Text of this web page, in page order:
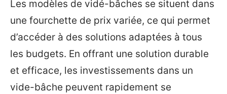
Les modèles de vidé-bâches se situent dans
une fourchette de prix variée, ce qui permet
d’accéder à des solutions adaptées à tous
les budgets. En offrant une solution durable
et efficace, les investissements dans un
vide-bâche peuvent rapidement se